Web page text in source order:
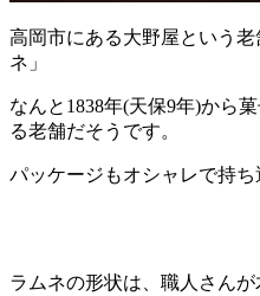
高岡市にある大野屋という
ネ」
なんと1838年(天保9年)から
る老舗だそうです。
パッケージもオシャレで持ち
ラムネの形状は、職人さん